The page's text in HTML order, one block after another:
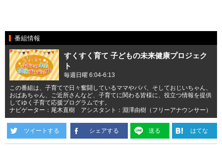
番組情報
すくすく育て 子どもの未来健康プロジェク
ト
毎週日曜 6:04-6:13
この番組は、子育てで日々奮闘しているママやパパ、そしておじいちゃん、
おばあちゃん、ご近所さんなど、子育てに関わる皆様に、役立つ情報を提供
してゆく子育て応援プログラムです。
ナビゲーター：尾木直樹 アシスタント：淵澤由樹（フリーアナウンサー）
ツイートする シェアする 送る はてな